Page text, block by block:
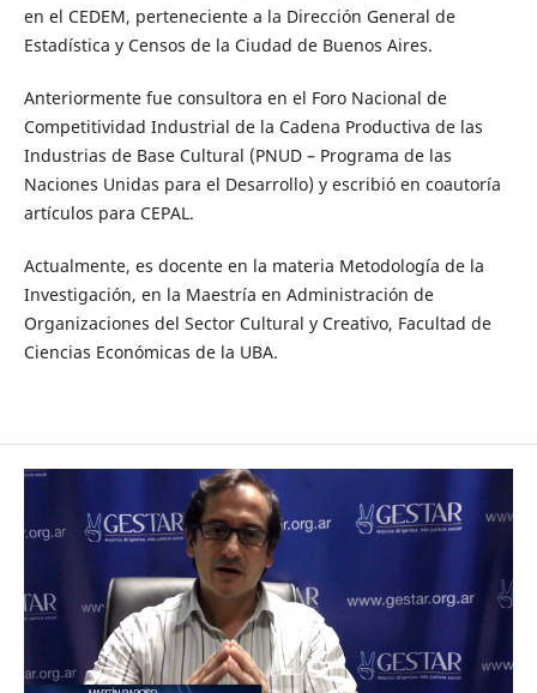
en el CEDEM, perteneciente a la Dirección General de
Estadística y Censos de la Ciudad de Buenos Aires.
Anteriormente fue consultora en el Foro Nacional de
Competitividad Industrial de la Cadena Productiva de las
Industrias de Base Cultural (PNUD – Programa de las
Naciones Unidas para el Desarrollo) y escribió en coautoría
artículos para CEPAL.
Actualmente, es docente en la materia Metodología de la
Investigación, en la Maestría en Administración de
Organizaciones del Sector Cultural y Creativo, Facultad de
Ciencias Económicas de la UBA.